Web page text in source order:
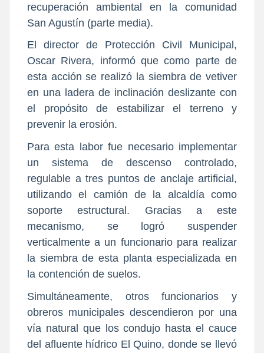
recuperación ambiental en la comunidad
San Agustín (parte media).
El director de Protección Civil Municipal,
Oscar Rivera, informó que como parte de
esta acción se realizó la siembra de vetiver
en una ladera de inclinación deslizante con
el propósito de estabilizar el terreno y
prevenir la erosión.
Para esta labor fue necesario implementar
un sistema de descenso controlado,
regulable a tres puntos de anclaje artificial,
utilizando el camión de la alcaldía como
soporte estructural. Gracias a este
mecanismo, se logró suspender
verticalmente a un funcionario para realizar
la siembra de esta planta especializada en
la contención de suelos.
Simultáneamente, otros funcionarios y
obreros municipales descendieron por una
vía natural que los condujo hasta el cauce
del afluente hídrico El Quino, donde se llevó